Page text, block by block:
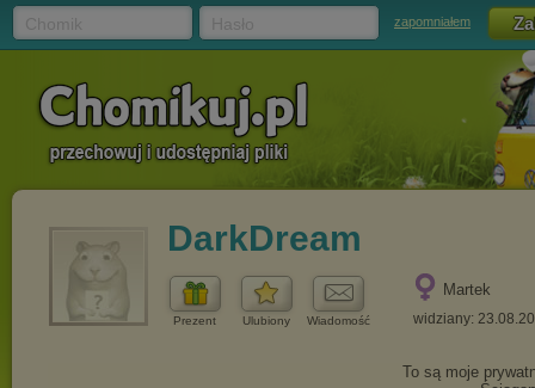
zapomniałem
DarkDream
Prezent Ulubiony Wiadomość
Martek
widziany: